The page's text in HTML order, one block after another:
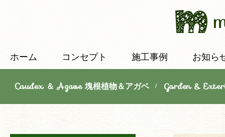
ホーム コンセプト 施工事例 お知ら
Caudex ＆ Agave 塊根植物＆アガベ/Garden &